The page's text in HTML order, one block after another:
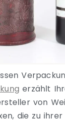
erzählt
von
die zu